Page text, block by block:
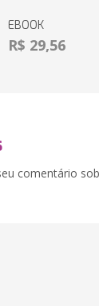
EBOOK
R$ 29,56
comentário